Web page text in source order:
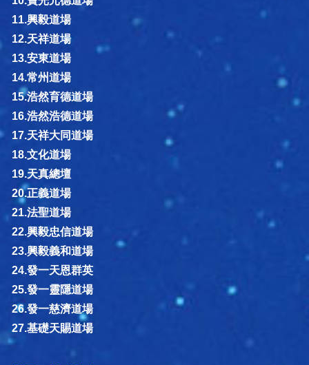
11.興毅道場
12.天祥道場
13.安東道場
14.常州道場
15.浩然育德道場
16.浩然浩德道場
17.天祥大同道場
18.文化道場
19.天真總壇
20.正義道場
21.法聖道場
22.興毅忠信道場
23.興毅義和道場
24.發一天恩群英
25.發一靈隱道場
26.發一慈濟道場
27.基礎天賜道場